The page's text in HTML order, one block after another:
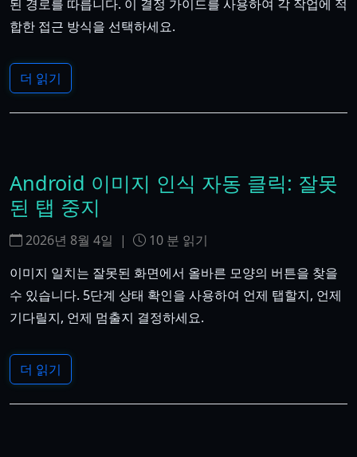
된 경로를 따릅니다. 이 결정 가이드를 사용하여 각 작업에 적
합한 접근 방식을 선택하세요.
더 읽기
Android 이미지 인식 자동 클릭: 잘못
된 탭 중지
2026년 8월 4일 | 10 분 읽기
이미지 일치는 잘못된 화면에서 올바른 모양의 버튼을 찾을
수 있습니다. 5단계 상태 확인을 사용하여 언제 탭할지, 언제
기다릴지, 언제 멈출지 결정하세요.
더 읽기